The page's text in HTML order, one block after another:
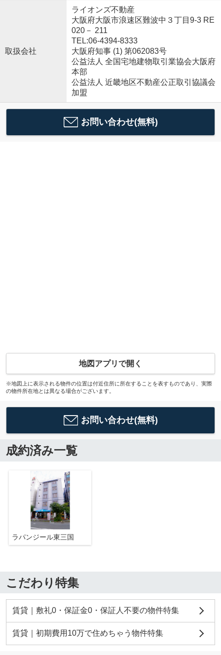
取扱会社
ライオンズ不動産
大阪府大阪市浪速区難波中３丁目9-3 RE
020－ 211
TEL:06-4394-8333
大阪府知事 (1) 第062083号
公益法人 全国宅地建物取引業協会大阪府
本部
公益法人 近畿地区不動産公正取引協議会
加盟
お問い合わせ(無料)
地図アプリで開く
※地図上に表示される物件の位置は付近住所に所在することを表すものであり、実際
の物件所在地とは異なる場合がございます。
お問い合わせ(無料)
成約済み一覧
ラパンジール東三国
こだわり特集
賃貸｜敷礼0・保証金0・保証人不要の物件特集
賃貸｜初期費用10万で住めちゃう物件特集